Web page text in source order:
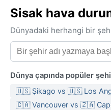
Sisak hava
Dünyadaki herhangi bir
Dünya çapında popüler
🇺🇸 Şikago vs 🇺🇸 Los
🇨🇦 Vancouver vs 🇿🇦